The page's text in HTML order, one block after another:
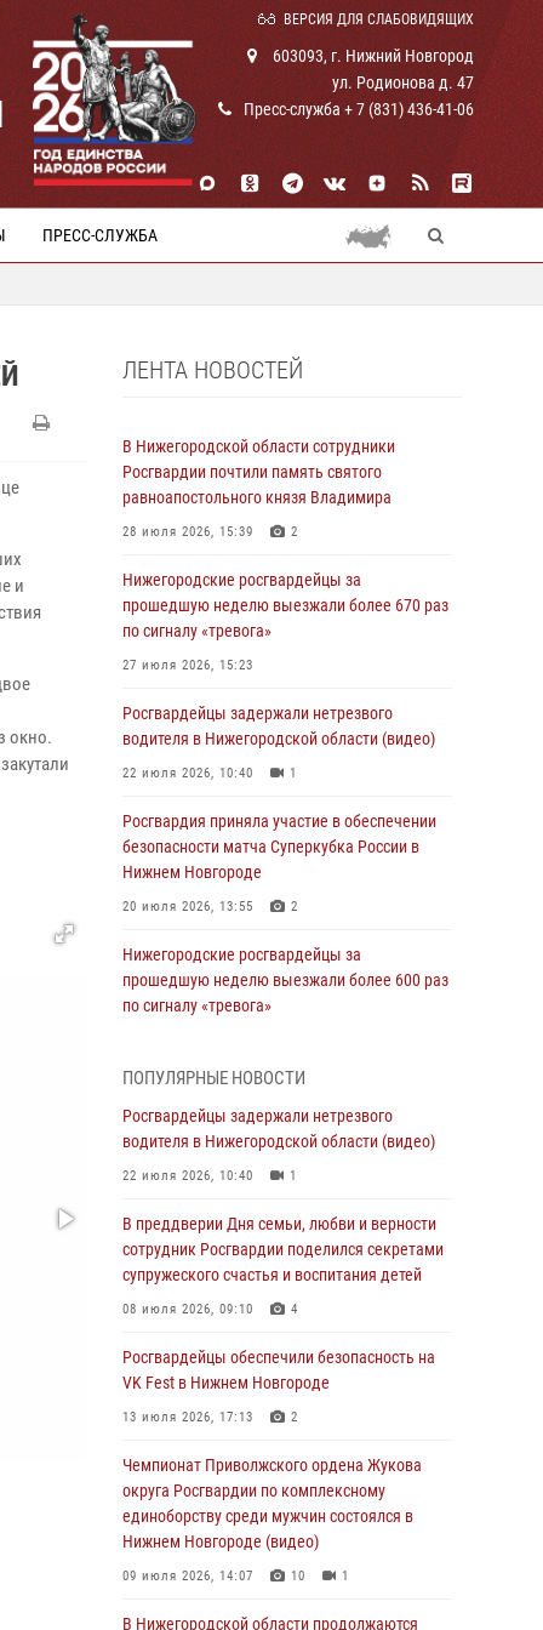
ВЕРСИЯ ДЛЯ СЛАБОВИДЯЩИХ
603093, г. Нижний Новгород
ул. Родионова д. 47
Пресс-служба + 7 (831) 436-41-06
ПРЕСС-СЛУЖБА
и
окно.
ЛЕНТА НОВОСТЕЙ
В Нижегородской области сотрудники
Росгвардии почтили память святого
равноапостольного князя Владимира
28 июля 2026, 15:39 2
Нижегородские росгвардейцы за
прошедшую неделю выезжали более 670 раз
по сигналу «тревога»
27 июля 2026, 15:23
Росгвардейцы задержали нетрезвого
водителя в Нижегородской области (видео)
22 июля 2026, 10:40 1
Росгвардия приняла участие в обеспечении
безопасности матча Суперкубка России в
Нижнем Новгороде
20 июля 2026, 13:55 2
Нижегородские росгвардейцы за
прошедшую неделю выезжали более 600 раз
по сигналу «тревога»
В Нижегородской области сотрудники
Росгвардии «по горячим следам» задержали
правонарушителя за стрельбу
17 июля 2026, 05:17
В Нижегородской области продолжаются
мероприятия в рамках всероссийской
ведомственной акции «Каникулы с
Росгвардейцы обеспечили безопасность на
VK Fest в Нижнем Новгороде
Нижегородские росгвардейцы за
прошедшую неделю выезжали более 750 раз
по сигналу «тревога»
13 июля 2026, 06:45
Росгвардейцы предотвратили серию краж в
ПОПУЛЯРНЫЕ НОВОСТИ
Росгвардейцы задержали нетрезвого
водителя в Нижегородской области (видео)
22 июля 2026, 10:40 1
В преддверии Дня семьи, любви и верности
сотрудник Росгвардии поделился секретами
супружеского счастья и воспитания детей
08 июля 2026, 09:10 4
Росгвардейцы обеспечили безопасность на
VK Fest в Нижнем Новгороде
13 июля 2026, 17:13 2
Чемпионат Приволжского ордена Жукова
округа Росгвардии по комплексному
единоборству среди мужчин состоялся в
Нижнем Новгороде (видео)
09 июля 2026, 14:07 10 1
В Нижегородской области продолжаются